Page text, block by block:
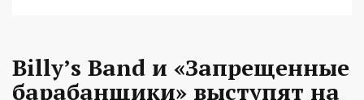
Billy’s Band и «Запрещенные
барабанщики» выступят на